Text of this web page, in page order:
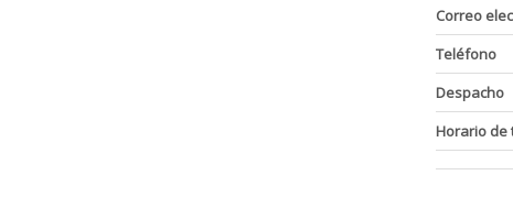
Correo
Teléfono
Despacho
Horario de